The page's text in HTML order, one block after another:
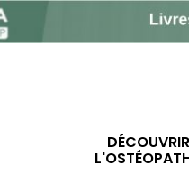
DÉCOUVRIR